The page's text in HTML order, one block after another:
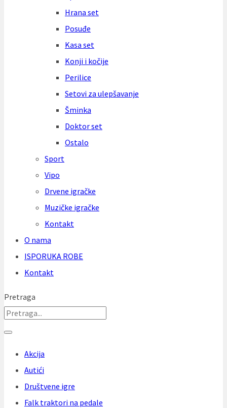
Hrana set
Posuđe
Kasa set
Konji i kočije
Perilice
Setovi za ulepšavanje
Šminka
Doktor set
Ostalo
Sport
Vipo
Drvene igračke
Muzičke igračke
Kontakt
O nama
ISPORUKA ROBE
Kontakt
Pretraga
Akcija
Autići
Društvene igre
Falk traktori na pedale